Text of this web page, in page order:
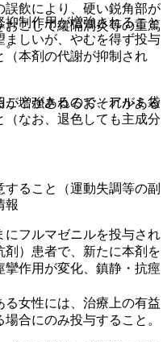
誤飲により、硬い鋭角部が
こして縦隔洞炎等の重篤
。
とがあるので、アルミ袋
（なお、退色しても主成分
報
フルマゼニルを投与され
）患者で、新たに本剤を
作用が変化、鎮静・抗痙
制作用が増強されること
ましいが、やむを得ず投与
（本剤の代謝が抑制され
増強されるおそれがある
ること（運動失調等の副
女性には、治療上の有益
合にのみ投与すること。